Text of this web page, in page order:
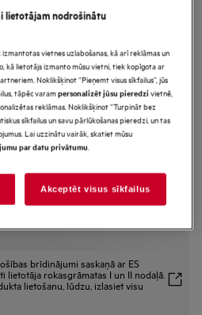
nosūcēju
Bridge ar
tvaika nosūcēju brīvai un ērtai
jums iespēju izmantot četras zonas
brīdinājumi saskaņā ar ES
rokasgrāmatas I un II nodaļā.
lietošanu, lūdzu, izlasiet visu
lietotājam nodrošinātu
vietnes uzlabošanas, kā arī reklāmas un
kā lietotājs izmanto mūsu vietni, tiek kopīgota ar
Noklikšķinot “Pieņemt visus sīkfailus”, jūs
tāpēc varampersonalizēt jūsu pieredzivietnē,
reklāmas. Noklikšķinot “Turpināt bez
sīkfailus un savu pārlūkošanas pieredzi, un tas
Lai uzzinātu vairāk, skatiet mūsu
par datu privātumu
Akceptēt visus sīkfailus